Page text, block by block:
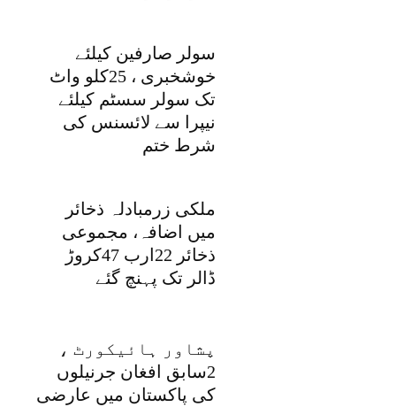
سولر صارفین کیلئے
خوشخبری ، 25کلو واٹ
تک سولر سسٹم کیلئے
نیپرا سے لائسنس کی
شرط ختم
ملکی زرمبادلہ ذخائر
میں اضافہ، مجموعی
ذخائر 22ارب 47کروڑ
ڈالر تک پہنچ گئے
پشاور ہائیکورٹ ،
2سابق افغان جرنیلوں
کی پاکستان میں عارضی